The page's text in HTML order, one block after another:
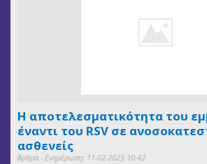
Η αποτελεσματικότητα του
έναντι του RSV σε
ασθενείς
Άρθρα - Ενημέρωση: 11-02-2025 10:42